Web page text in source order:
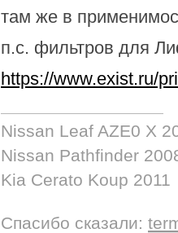
там же в
п.с. фильтров для
https://www.exist.ru/
Nissan Leaf AZE0 X
Nissan Pathfinder
Kia Cerato Koup 2011
Спасибо сказали: